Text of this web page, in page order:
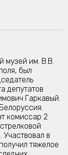
музей им. В.В.
был
депутатов
Гаркавый.
комиссар 2
в
тяжелое